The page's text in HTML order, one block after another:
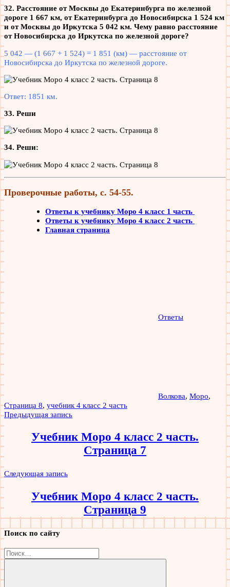
32. Расстояние от Москвы до Екатеринбурга по железной
дороге 1 667 км, от Екатеринбурга до Новосибирска 1 524 км
и от Москвы до Иркутска 5 042 км. Чему равно расстояние
от Новосибирска до Иркутска по железной дороге?
5 042 — (1 667 + 1 524) = 1 851 (км) — расстояние от
Новосибирска до Иркутска по железной дороге.
Ответ: 1851 км.
33. Реши
34. Реши:
Проверочные работы, с. 54-55.
Ответы к учебнику Моро 4 класс 1 часть
Ответы к учебнику Моро 4 класс 2 часть
Главная страница
Ответы
Волкова, Моро,
Страница 8, учебник 4 класс 2 часть
Навигация
по
записям
Предыдущая запись
Учебник Моро 4 класс 2 часть.
Страница 7
Следующая запись
Учебник Моро 4 класс 2 часть.
Страница 9
Поиск по сайту
Найти: